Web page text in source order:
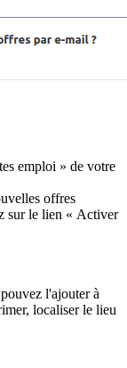
emploi » de votre
offres
sur le lien « Activer
l'ajouter à
localiser le lieu